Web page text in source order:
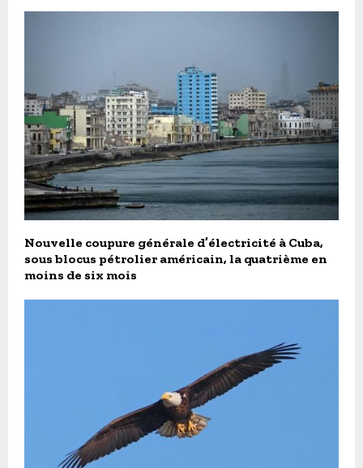
Nouvelle coupure générale d’électricité à Cuba,
sous blocus pétrolier américain, la quatrième en
moins de six mois